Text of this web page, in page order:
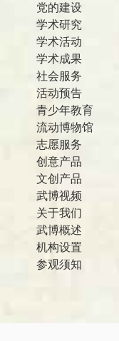
党的建设
学术研究
学术活动
学术成果
社会服务
活动预告
青少年教育
流动博物馆
志愿服务
创意产品
文创产品
武博视频
关于我们
武博概述
机构设置
参观须知